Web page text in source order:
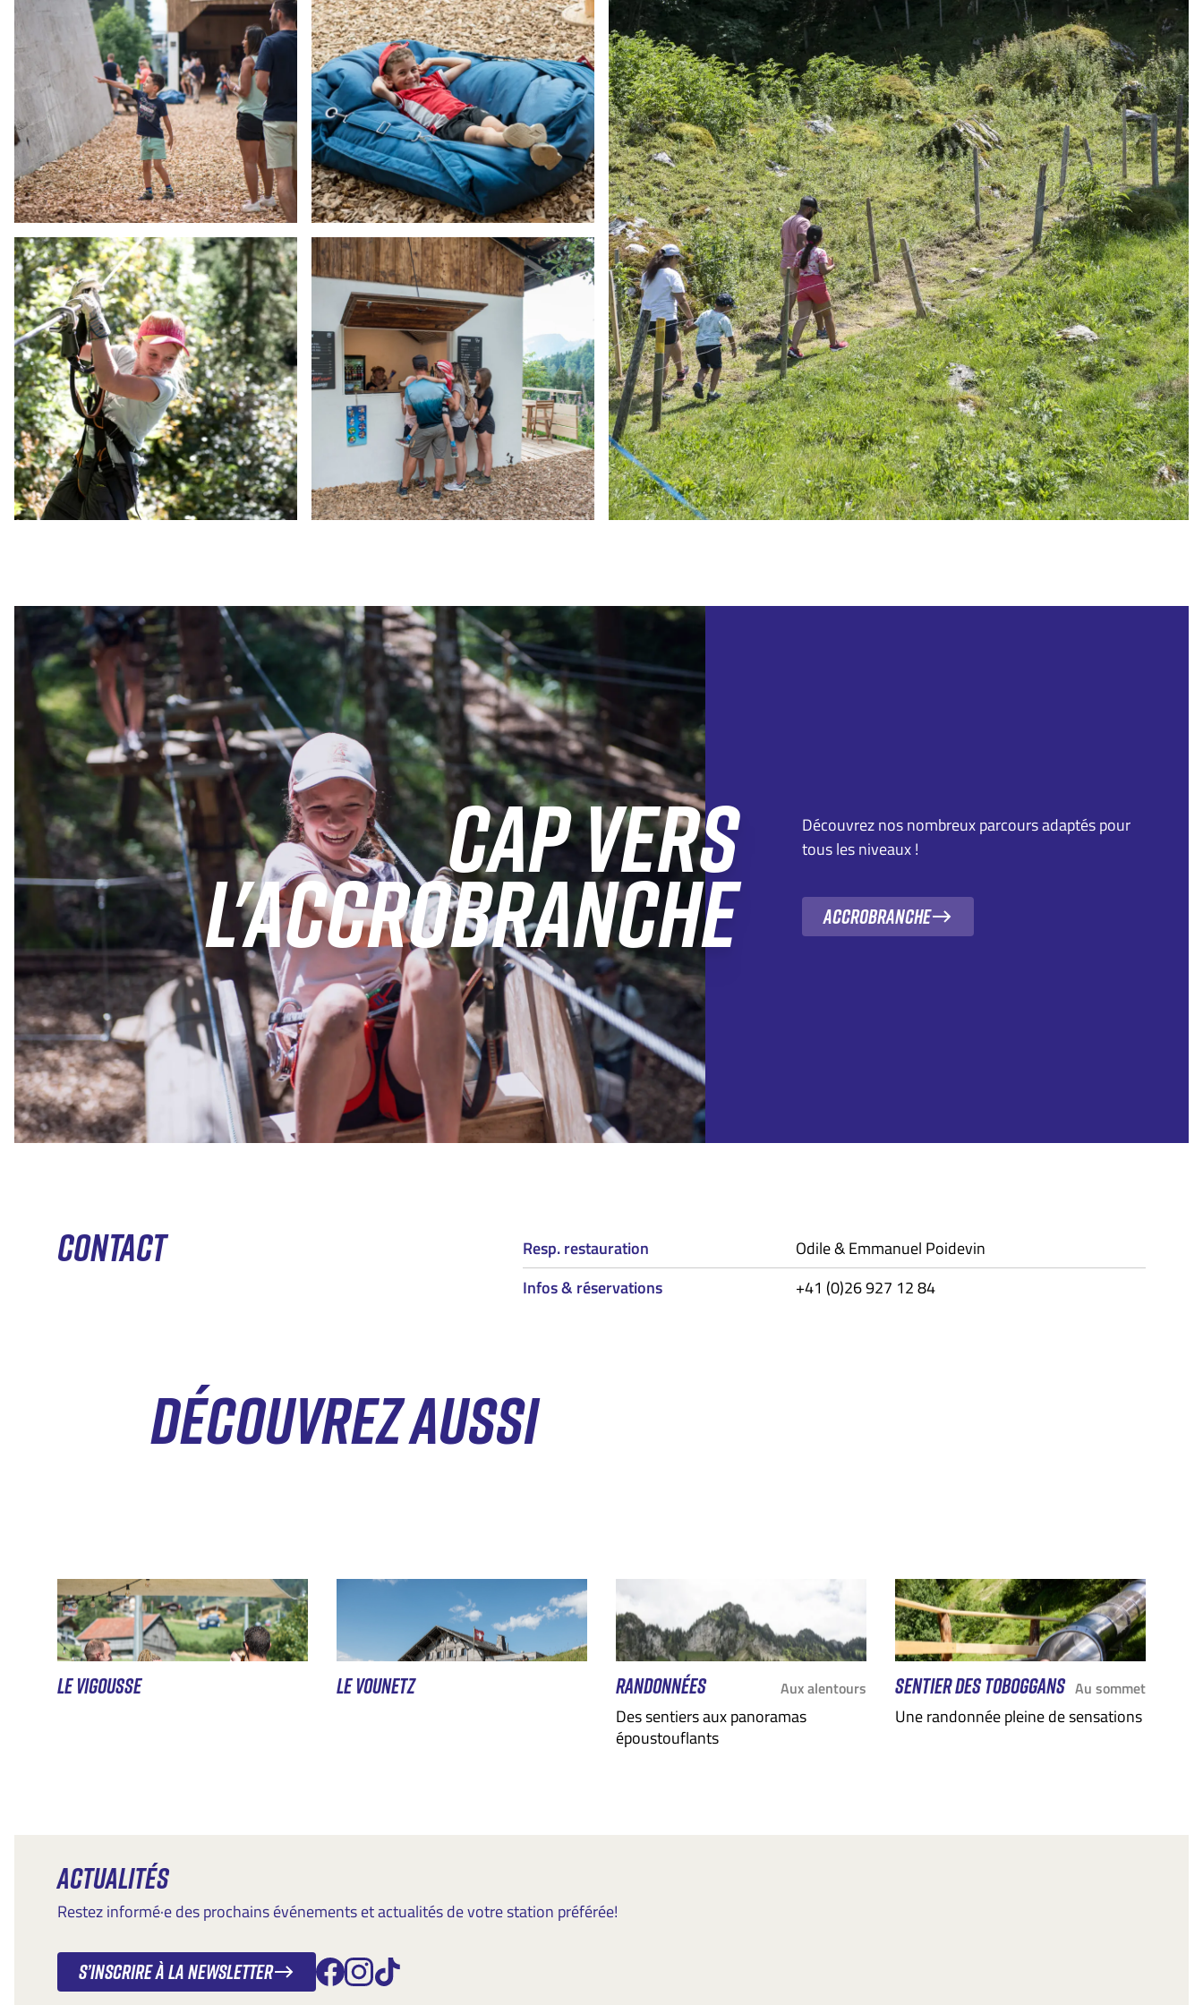
Du lundi au vendredi
Fermé
Samedi et dimanche
10:00 - 17:45
* * Vacances d'été : 13.07 au 23.08 / vacances d'automne : 12.10 au 25.10
CAP VERS
L'ACCROBRANCHE
Découvrez nos nombreux parcours adaptés pour
tous les niveaux !
Accrobranche
CONTACT Resp. restauration
Odile & Emmanuel Poidevin
Infos & réservations
+41 (0)26 927 12 84
DÉCOUVREZ AUSSI
LE VIGOUSSE LE VOUNETZ RANDONNÉES Aux alentours
Des sentiers aux panoramas
époustouflants
SENTIER DES TOBOGGANS Au sommet
Une randonnée pleine de sensations
ACTUALITÉS
Restez informé·e des prochains événements et actualités de votre station préférée!
S’inscrire à la newsletter